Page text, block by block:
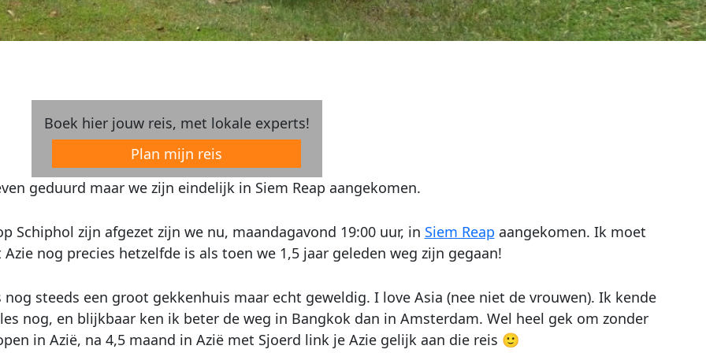
Boek hier jouw reis, met lokale experts!
Plan mijn reis
geduurd maar we zijn eindelijk in Siem Reap aangekomen.
Schiphol zijn afgezet zijn we nu, maandagavond 19:00 uur, in Siem Reap aangekomen. Ik moet
Azie nog precies hetzelfde is als toen we 1,5 jaar geleden weg zijn gegaan!
steeds een groot gekkenhuis maar echt geweldig. I love Asia (nee niet de vrouwen). Ik kende
nog, en blijkbaar ken ik beter de weg in Bangkok dan in Amsterdam. Wel heel gek om zonder
in Azië, na 4,5 maand in Azië met Sjoerd link je Azie gelijk aan die reis 🙂